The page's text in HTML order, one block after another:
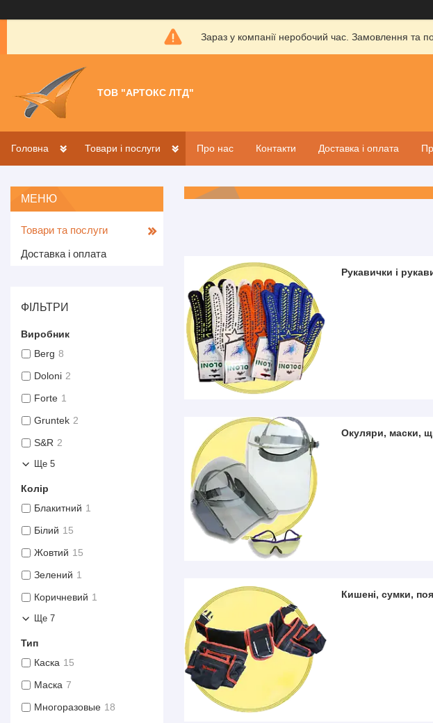
Зараз у компанії неробочий час. Замовлення та
ТОВ "АРТОКС ЛТД"
Головна Товари і послуги Про нас Контакти Доставка і оплата
Рукавички і
Окуляри, маски,
Кишені, сумки,
Товари та послуги
Доставка і оплата
ФІЛЬТРИ
Виробник
Berg 8
Doloni 2
Forte 1
Gruntek 2
S&R 2
Ще 5
Колір
Блакитний 1
Білий 15
Жовтий 15
Зелений 1
Коричневий 1
Ще 7
Тип
Каска 15
Маска 7
Многоразовые 18